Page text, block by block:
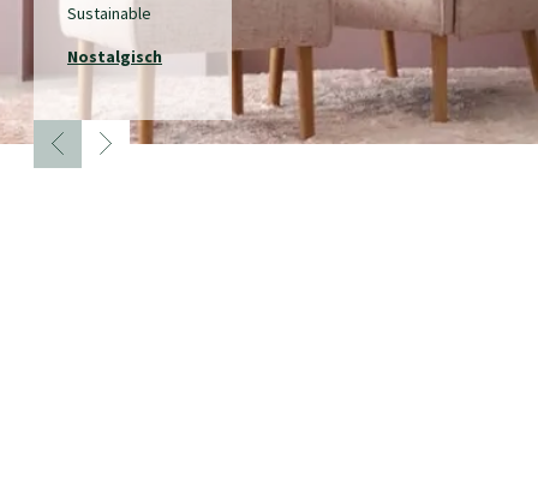
Sustainable
Nostalgisch